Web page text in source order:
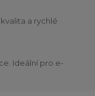
a rychlé
Ideální pro e-